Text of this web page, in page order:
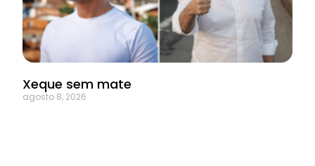
Xeque sem mate
agosto 8, 2026